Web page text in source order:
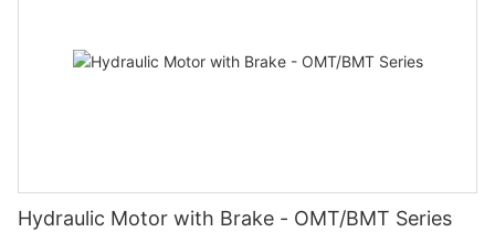
Hydraulic Motor with Brake - OMT/BMT Series